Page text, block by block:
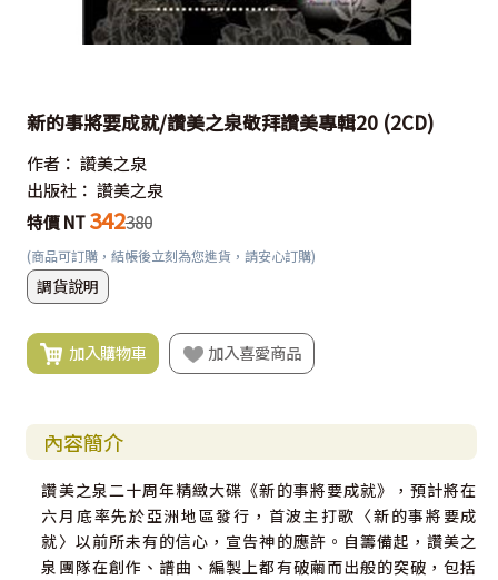
新的事將要成就/讚美之泉敬拜讚美專輯20 (2CD)
作者： 讚美之泉
出版社： 讚美之泉
特價 NT 342380
(商品可訂購，結帳後立刻為您進貨，請安心訂購)
調貨說明
加入購物車 加入喜愛商品
內容簡介
讚美之泉二十周年精緻大碟《新的事將要成就》，預計將在
六月底率先於亞洲地區發行，首波主打歌〈新的事將要成
就〉以前所未有的信心，宣告神的應許。自籌備起，讚美之
泉團隊在創作、譜曲、編製上都有破繭而出般的突破，包括